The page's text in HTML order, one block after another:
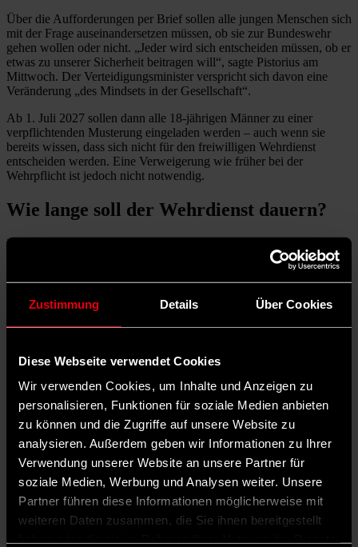
Zustimmung Details Über Cookies
Diese Webseite verwendet Cookies
Wir verwenden Cookies, um Inhalte und Anzeigen zu
personalisieren, Funktionen für soziale Medien anbieten
zu können und die Zugriffe auf unsere Website zu
analysieren. Außerdem geben wir Informationen zu Ihrer
Verwendung unserer Website an unsere Partner für
soziale Medien, Werbung und Analysen weiter. Unsere
Partner führen diese Informationen möglicherweise mit
weiteren Daten zusammen, die Sie ihnen bereitgestellt
Über die Aufforderungen per Brief sollen alle jungen Menschen sich
mit der Frage auseinandersetzen müssen, ob sie zur Bundeswehr
gehen wollen oder nicht. „Jeder wird sich entscheiden müssen, ob er
etwas zu unserer Sicherheit beitragen will“, sagte Pistorius am
Mittwoch. Der Verteidigungsminister verspricht sich davon eine
Veränderung „des Mindsets in der Gesellschaft“.
Ab 1. Juli 2027 sollen dann alle 18-jährigen Männer zu einer
verpflichtenden Musterung eingeladen werden – auch wenn sie
bereits wissen, dass sich nicht für den freiwilligen Wehrdienst
entscheiden werden. Eine Verweigerung wie früher bei der
Wehrpflicht ist jedoch nicht notwendig.
Wie lange soll der Wehrdienst dauern?
Nach Pistorius‘ Vorstellungen soll der Wehrdienst mindestens sechs
Weiterverpflichtung als Zeit- oder Berufssoldat*in möglich. Ab eine
Verpflichtungszeit von zwölf Monaten soll eine vertiefte Ausbildung
der Wehrdienstleistenden stattfinden, etwa an speziellen
Wehrpflicht?
Genau. Boris Pistorius‘ Ziel ist, den Bedarf an Soldat*innen allein
mit Freiwilligen zu decken. Dafür soll der Wehrdienst so attraktiv
sein, dass sich ausreichend Freiwillige finden. So will er
Wehrdienstleistende etwa als Zeitsoldaten einstufen, damit sie eine
deutlich bessere Bezahlung erhalten.
Ist das Wehrdienst-Modell vom
Parteitagsbeschluss der SPD gedeckt?